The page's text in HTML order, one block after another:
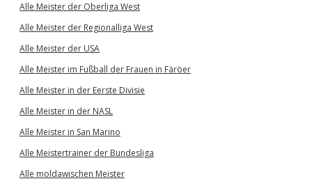
Alle Meister der Oberliga West
Alle Meister der Regionalliga West
Alle Meister der USA
Alle Meister im Fußball der Frauen in Färöer
Alle Meister in der Eerste Divisie
Alle Meister in der NASL
Alle Meister in San Marino
Alle Meistertrainer der Bundesliga
Alle moldawischen Meister